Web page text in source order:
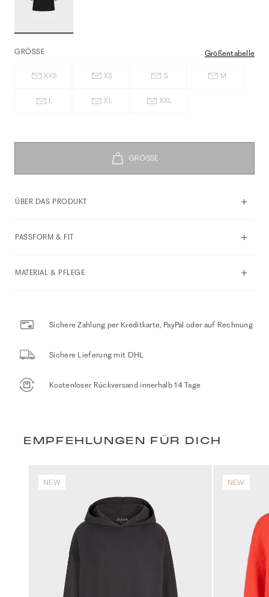
GRÖSSE Größentabelle
XXS XS S M
L XL XXL
ÜBER DAS PRODUKT
PASSFORM & FIT
MATERIAL & PFLEGE
Sichere Zahlung per Kreditkarte, PayPal oder auf Rechnung
Sichere Lieferung mit DHL
Kostenloser Rückversand innerhalb 14 Tage
EMPFEHLUNGEN FÜR DICH
NEW NEW